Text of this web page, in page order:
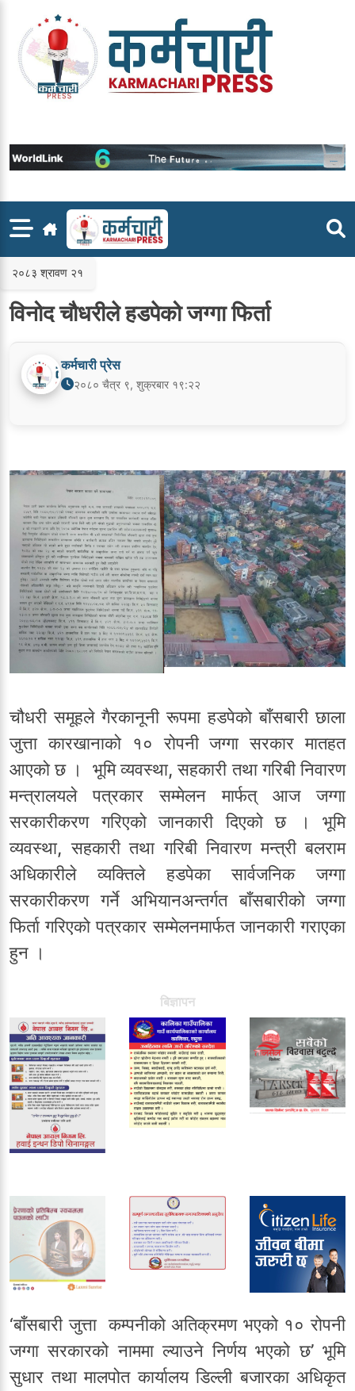
content
२०८३ श्रावण २१
विनोद चौधरीले हडपेको जग्गा फिर्ता
कर्मचारी प्रेस
२०८० चैत्र ९, शुक्रबार १९:२२
चौधरी समूहले गैरकानूनी रूपमा हडपेको बाँसबारी छाला
जुत्ता कारखानाको १० रोपनी जग्गा सरकार मातहत
आएको छ । भूमि व्यवस्था, सहकारी तथा गरिबी निवारण
मन्त्रालयले पत्रकार सम्मेलन मार्फत् आज जग्गा
सरकारीकरण गरिएको जानकारी दिएको छ । भूमि
व्यवस्था, सहकारी तथा गरिबी निवारण मन्त्री बलराम
अधिकारीले व्यक्तिले हडपेका सार्वजनिक जग्गा
सरकारीकरण गर्ने अभियानअन्तर्गत बाँसबारीको जग्गा
फिर्ता गरिएको पत्रकार सम्मेलनमार्फत जानकारी गराएका
हुन ।
बिज्ञापन
‘बाँसबारी जुत्ता कम्पनीको अतिक्रमण भएको १० रोपनी
जग्गा सरकारको नाममा ल्याउने निर्णय भएको छ’ भूमि
सुधार तथा मालपोत कार्यालय डिल्ली बजारका अधिकृत